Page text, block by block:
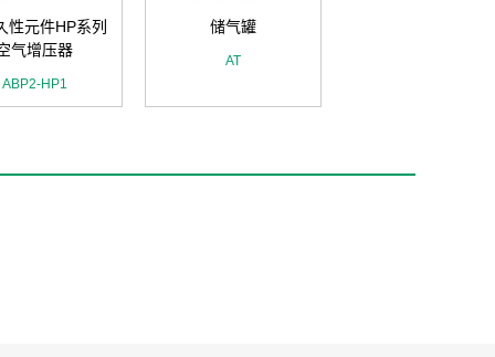
性元件HP系列
气增压器
ABP2-HP1
储气罐
AT